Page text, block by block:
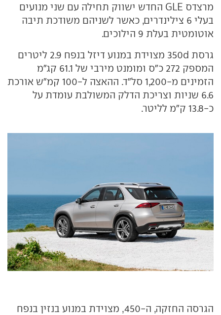
מרצדס GLE החדש ישווק תחילה עם שני מנועים
בעלי 6 צילינדרים, כאשר לשניהם משודכת תיבה
אוטומטית בעלת 9 הילוכים.
גרסת 350d מצוידת במנוע דיזל בנפח 2.9 ליטרים
המספק 272 כ"ס ומומנט מירבי של 61.1 קג"מ
הזמינים מ-1,200 סל"ד. ההאצה ל-100 קמ"ש אורכת
6.6 שניות וצריכת הדלק המשולבת עומדת על
כ-13.8 ק"מ לליטר.
הגרסה החזקה, ה-450, מצוידת במנוע בנזין בנפח